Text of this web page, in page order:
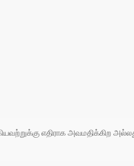
எதிராக அவமதிக்கிற